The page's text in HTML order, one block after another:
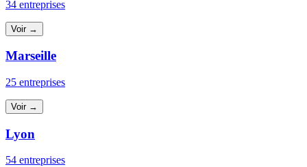
34 entreprises
Voir →
Marseille
25 entreprises
Voir →
Lyon
54 entreprises